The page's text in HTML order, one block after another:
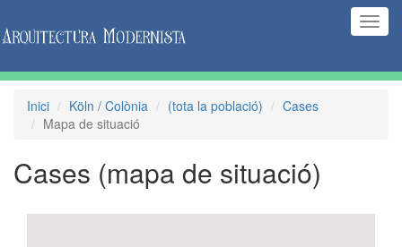
Inici Köln / Colònia (tota la població)
Cases
Mapa de situació
Cases (mapa de situació)